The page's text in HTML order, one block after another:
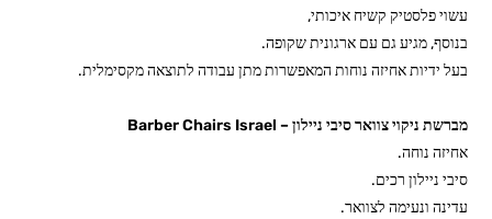
עשוי פלסטיק קשיח איכותי,
בנוסף, מגיע גם עם ארגונית שקופה.
בעל ידיות אחיזה נוחות המאפשרות מתן עבודה לתוצאה מקסימלית.
מברשת ניקוי צוואר סיבי ניילון – Barber Chairs Israel
אחיזה נוחה.
סיבי ניילון רכים.
עדינה ונעימה לצוואר.